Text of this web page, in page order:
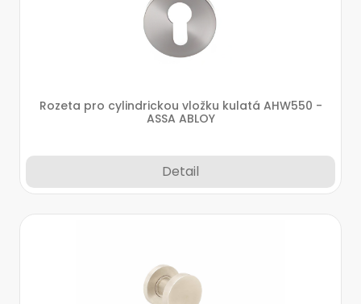
Rozeta pro cylindrickou vložku kulatá AHW550 -
ASSA ABLOY
Detail